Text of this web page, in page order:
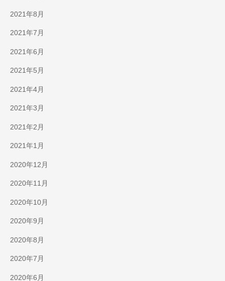
2021年8月
2021年7月
2021年6月
2021年5月
2021年4月
2021年3月
2021年2月
2021年1月
2020年12月
2020年11月
2020年10月
2020年9月
2020年8月
2020年7月
2020年6月